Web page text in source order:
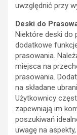
uwzględnić przy
Deski do
Niektóre deski do
dodatkowe
prasowania.
miejsca na
prasowania.
na składane
Użytkownicy
zapewniają im
poszukiwań
uwagę na